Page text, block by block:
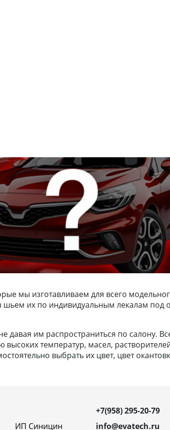
мы изготавливаем для всего
шьем их по индивидуальным лекалам под
давая им распространиться по салону.
высоких температур, масел,
выбрать их цвет, цвет
ИП Синицин
+7(958) 295-20-79
info@evatech.ru